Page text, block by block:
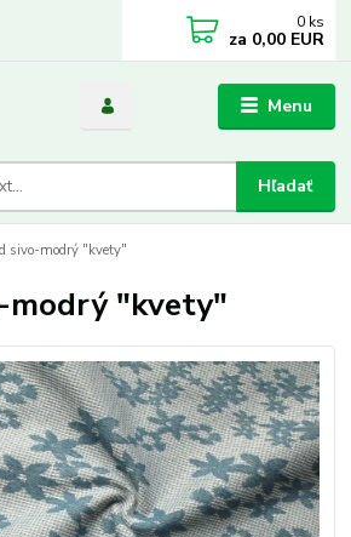
Menu
Hľadať
0 ks
za 0,00 EUR
sivo-modrý "kvety"
modrý "kvety"